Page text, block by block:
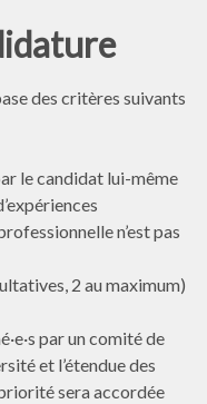
des critères suivants
le candidat lui-même
n’est pas
2 au maximum)
par un comité de
et l’étendue des
sera accordée